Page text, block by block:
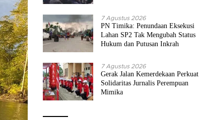
7 Agustus 2026
PN Timika: Penundaan Eksekusi
Lahan SP2 Tak Mengubah Status
Hukum dan Putusan Inkrah
7 Agustus 2026
Gerak Jalan Kemerdekaan Perkuat
Solidaritas Jurnalis Perempuan
Mimika